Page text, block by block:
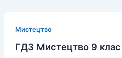
Мистецтво
ГДЗ Мистецтво 9